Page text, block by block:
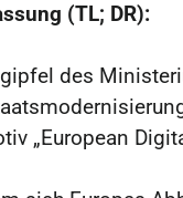
(TL; DR):
des
„European